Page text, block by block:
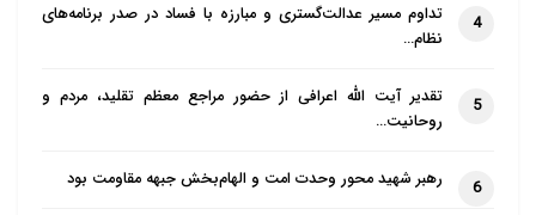
4
تداوم مسیر عدالت‌گستری و مبارزه با فساد در صدر برنامه‌های
نظام…
5
تقدیر آیت الله اعرافی از حضور مراجع معظم تقلید، مردم و
روحانیت…
6 رهبر شهید محور وحدت امت و الهام‌بخش جبهه مقاومت بود